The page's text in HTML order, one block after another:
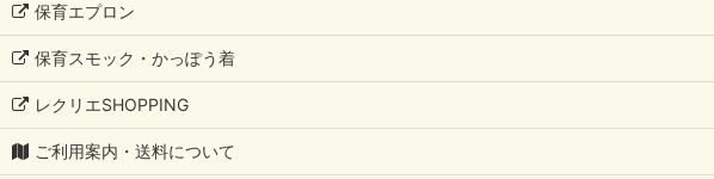
保育エプロン
保育スモック・かっぽう着
レクリエSHOPPING
ご利用案内・送料について